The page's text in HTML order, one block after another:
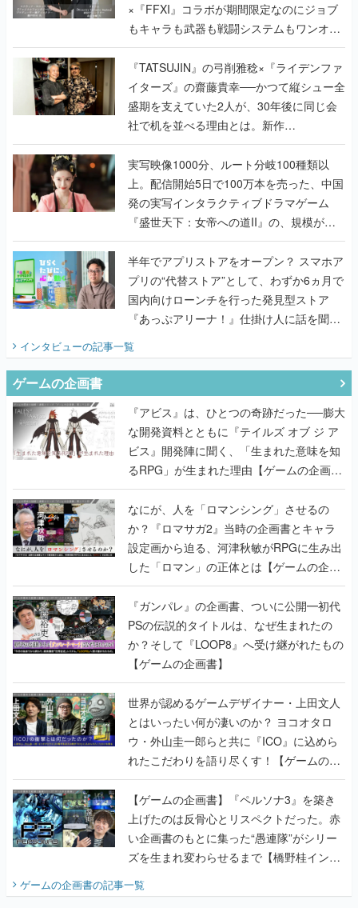
×『FFXI』コラボが期間限定なのにジョブ
もキャラも武器も戦闘システムもワンオフ
で作り込まれた理由を両ディレクターに聞
く
『TATSUJIN』の弓削雅稔×『ライデンファ
イターズ』の齋藤貴幸──かつて縦シュー全
盛期を支えていた2人が、30年後に同じ会
社で机を並べる理由とは。新作
『TATSUJIN EXTREME』で初タッグを組
んだレジェンド2人に訊く開発秘話
実写映像1000分、ルート分岐100種類以
上。配信開始5日で100万本を売った、中国
発の実写インタラクティブドラマゲーム
『盛世天下：女帝への道II』の、規模が違
うこだわりをプロデューサーに聞いた
半年でアプリストアをオープン？ スマホア
プリの“代替ストア”として、わずか6ヵ月で
国内向けローンチを行った発見型ストア
『あっぷアリーナ！』仕掛け人に話を聞い
インタビューの記事一覧
ゲームの企画書
『アビス』は、ひとつの奇跡だった──膨大
な開発資料とともに『テイルズ オブ ジ ア
ビス』開発陣に聞く、「生まれた意味を知
るRPG」が生まれた理由【ゲームの企画
書】
なにが、人を「ロマンシング」させるの
か？『ロマサガ2』当時の企画書とキャラ
設定画から迫る、河津秋敏がRPGに生み出
した「ロマン」の正体とは【ゲームの企画
書】
『ガンパレ』の企画書、ついに公開━初代
PSの伝説的タイトルは、なぜ生まれたの
か？そして『LOOP8』へ受け継がれたもの
【ゲームの企画書】
世界が認めるゲームデザイナー・上田文人
とはいったい何が凄いのか？ ヨコオタロ
ウ・外山圭一郎らと共に『ICO』に込めら
れたこだわりを語り尽くす！【ゲームの企
画書】
【ゲームの企画書】『ペルソナ3』を築き
上げたのは反骨心とリスペクトだった。赤
い企画書のもとに集った“愚連隊”がシリー
ズを生まれ変わらせるまで【橋野桂インタ
ゲームの企画書の記事一覧